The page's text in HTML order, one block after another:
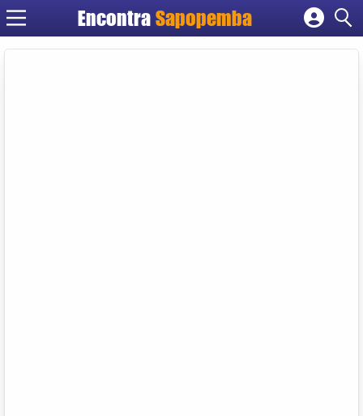
Encontra Sapopemba
Cadastrar empresa